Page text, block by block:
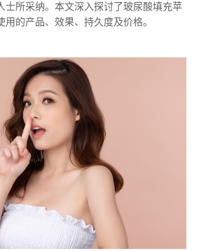
士所采纳。本文深入探讨了玻尿酸填充苹
的产品、效果、持久度及价格。